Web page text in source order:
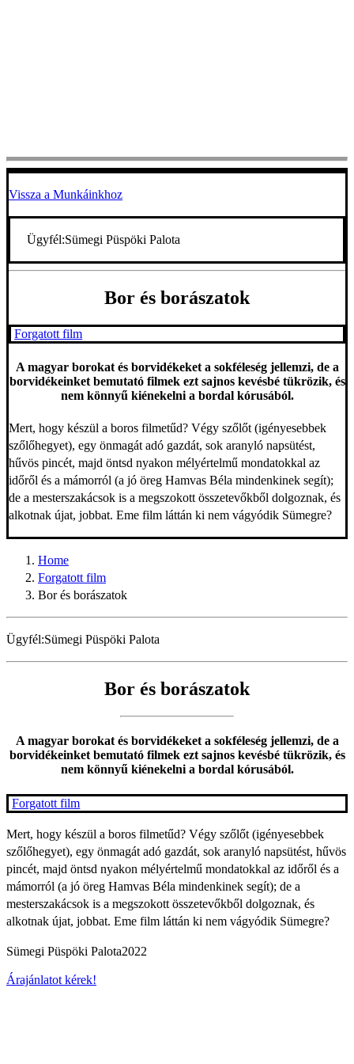
Vissza a Munkáinkhoz
Ügyfél:Sümegi Püspöki Palota
Bor és borászatok
Forgatott film
A magyar borokat és borvidékeket a sokféleség jellemzi, de a
borvidékeinket bemutató filmek ezt sajnos kevésbé tükrözik, és
nem könnyű kiénekelni a bordal kórusából.
Mert, hogy készül a boros filmetűd? Végy szőlőt (igényesebbek
szőlőhegyet), egy önmagát adó gazdát, sok aranyló napsütést,
hűvös pincét, majd öntsd nyakon mélyértelmű mondatokkal az
időről és a mámorról (a jó öreg Hamvas Béla mindenkinek segít);
de a mesterszakácsok is a megszokott összetevőkből dolgoznak, és
alkotnak újat, jobbat. Eme film láttán ki nem vágyódik Sümegre?
Home
Forgatott film
Bor és borászatok
Ügyfél:Sümegi Püspöki Palota
Bor és borászatok
A magyar borokat és borvidékeket a sokféleség jellemzi, de a
borvidékeinket bemutató filmek ezt sajnos kevésbé tükrözik, és
nem könnyű kiénekelni a bordal kórusából.
Forgatott film
Mert, hogy készül a boros filmetűd? Végy szőlőt (igényesebbek
szőlőhegyet), egy önmagát adó gazdát, sok aranyló napsütést, hűvös
pincét, majd öntsd nyakon mélyértelmű mondatokkal az időről és a
mámorról (a jó öreg Hamvas Béla mindenkinek segít); de a
mesterszakácsok is a megszokott összetevőkből dolgoznak, és
alkotnak újat, jobbat. Eme film láttán ki nem vágyódik Sümegre?
Sümegi Püspöki Palota2022
Árajánlatot kérek!